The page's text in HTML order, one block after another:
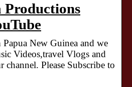
Productions
Papua New Guinea and we
Videos,travel Vlogs and
Please Subscribe to